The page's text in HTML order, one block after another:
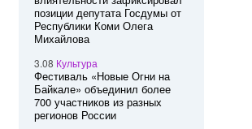
позиции депутата Госдумы от
Республики Коми Олега
Михайлова
3.08 Культура
Фестиваль «Новые Огни на
Байкале» объединил более
700 участников из разных
регионов России